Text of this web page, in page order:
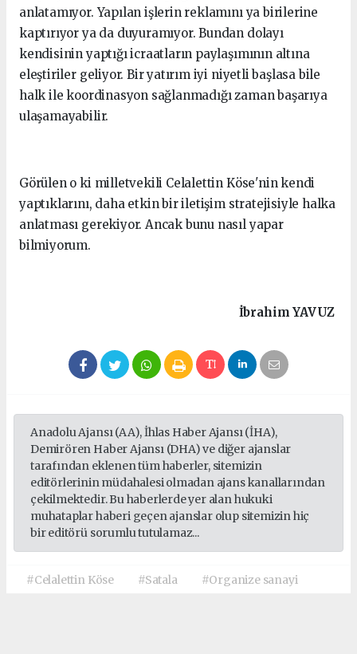
anlatamıyor. Yapılan işlerin reklamını ya birilerine
kaptırıyor ya da duyuramıyor. Bundan dolayı
kendisinin yaptığı icraatların paylaşımının altına
eleştiriler geliyor. Bir yatırım iyi niyetli başlasa bile
halk ile koordinasyon sağlanmadığı zaman başarıya
ulaşamayabilir.
Görülen o ki milletvekili Celalettin Köse'nin kendi
yaptıklarını, daha etkin bir iletişim stratejisiyle halka
anlatması gerekiyor. Ancak bunu nasıl yapar
bilmiyorum.
İbrahim YAVUZ
Anadolu Ajansı (AA), İhlas Haber Ajansı (İHA),
Demirören Haber Ajansı (DHA) ve diğer ajanslar
tarafından eklenen tüm haberler, sitemizin
editörlerinin müdahalesi olmadan ajans kanallarından
çekilmektedir. Bu haberlerde yer alan hukuki
muhataplar haberi geçen ajanslar olup sitemizin hiç
bir editörü sorumlu tutulamaz...
#Celalettin Köse #Satala #Organize sanayi